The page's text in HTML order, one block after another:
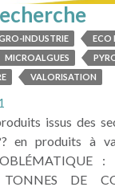
INDUSTRIE
ECO
MICROALGUES
VALORISATION
issus des
en produits à
DE